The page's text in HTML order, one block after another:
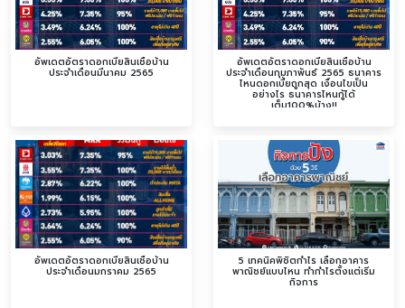
อัพเดตอัตราดอกเบี้ยสินเชื่อบ้าน
ประจำเดือนมีนาคม 2565
อัพเดตอัตราดอกเบี้ยสินเชื่อบ้าน
ประจำเดือนกุมภาพันธ์ 2565 ธนาคาร
ไหนดอกเบี้ยถูกสุด เงื่อนไขเป็น
อย่างไร ธนาคารไหนกู้ได้
เต็ม100%บ้าง!!
อัพเดตอัตราดอกเบี้ยสินเชื่อบ้าน
ประจำเดือนมกราคม 2565
5 เทคนิคพิชิตกำไร เลือกอาคาร
พาณิชย์แบบไหน ทำกำไรตั้งแต่เริ่ม
กิจการ